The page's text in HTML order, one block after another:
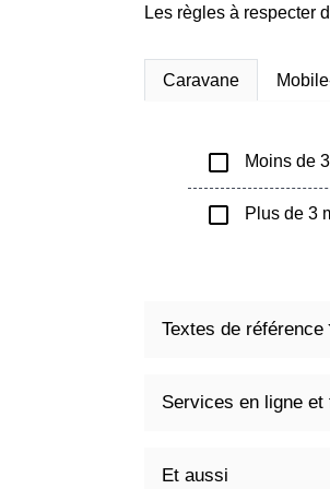
Les règles à respecter
Caravane
check_box_outline_blank Moins de
check_box_outline_blank Plus de 3
Textes de référence
Services en ligne et
Et aussi